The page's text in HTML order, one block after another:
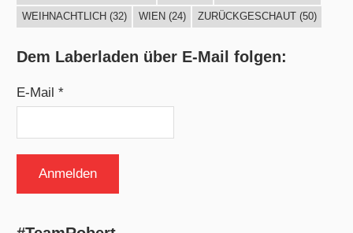
WEIHNACHTLICH (32) WIEN (24) ZURÜCKGESCHAUT(50)
Dem Laberladen über E-Mail folgen:
E-Mail *